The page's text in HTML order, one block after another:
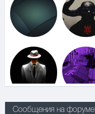
Сообщения на форуме